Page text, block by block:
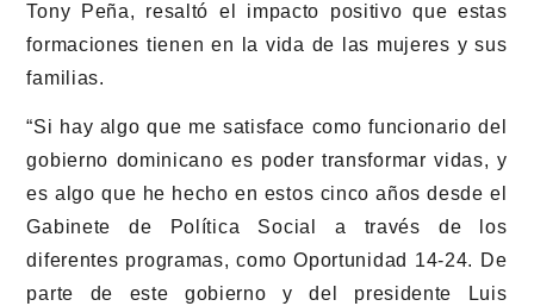
Tony Peña, resaltó el impacto positivo que estas
formaciones tienen en la vida de las mujeres y sus
familias.
“Si hay algo que me satisface como funcionario del
gobierno dominicano es poder transformar vidas, y
es algo que he hecho en estos cinco años desde el
Gabinete de Política Social a través de los
diferentes programas, como Oportunidad 14-24. De
parte de este gobierno y del presidente Luis